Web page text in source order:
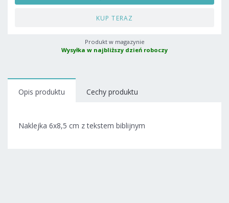
KUP TERAZ
Produkt w magazynie
Wysyłka w najbliższy dzień roboczy
Opis produktu Cechy produktu
Naklejka 6x8,5 cm z tekstem biblijnym